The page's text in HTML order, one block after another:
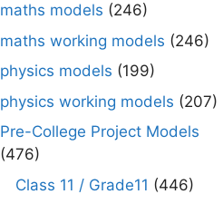
maths models (246)
maths working models (246)
physics models (199)
physics working models (207)
Pre-College Project Models
(476)
Class 11 / Grade11 (446)